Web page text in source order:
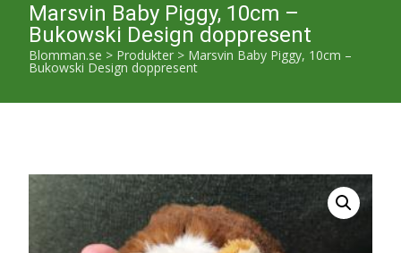
Marsvin Baby Piggy, 10cm –
Bukowski Design doppresent
Blomman.se > Produkter > Marsvin Baby Piggy, 10cm –
Bukowski Design doppresent